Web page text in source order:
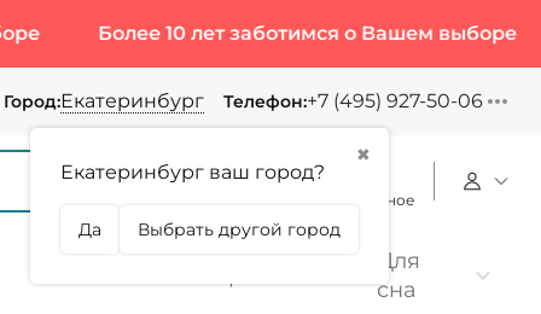
Более 10 лет заботимся о Вашем выборе
Город:Екатеринбург
✖
Екатеринбург ваш город?
Да Выбрать другой город
Телефон:+7 (495) 927-50-06
Избранное
Для
сна